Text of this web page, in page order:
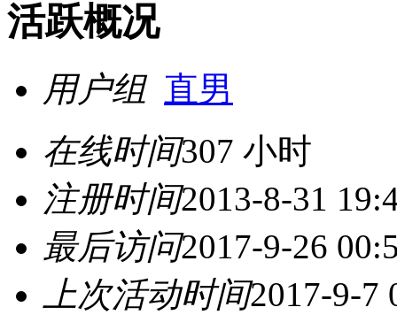
活跃概况
用户组 直男
在线时间307 小时
注册时间2013-8-31
最后访问2017-9-26
上次活动时间2017-9-7